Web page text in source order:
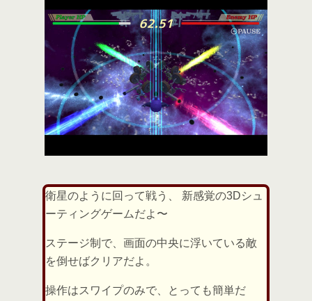
衛星のように回って戦う、 新感覚の3Dシュ
ーティングゲームだよ〜
ステージ制で、画面の中央に浮いている敵
を倒せばクリアだよ。
操作はスワイプのみで、とっても簡単だ